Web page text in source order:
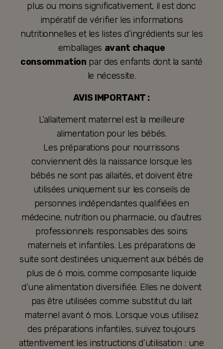
plus ou moins significativement, il est donc
impératif de vérifier les informations
nutritionnelles et les listes d’ingrédients sur les
emballages avant chaque
consommation par des enfants dont la santé
le nécessite.
AVIS IMPORTANT :
L’allaitement maternel est la meilleure
alimentation pour les bébés.
Les préparations pour nourrissons
conviennent dès la naissance lorsque les
bébés ne sont pas allaités, et doivent être
utilisées uniquement sur les conseils de
personnes indépendantes qualifiées en
médecine, nutrition ou pharmacie, ou d’autres
professionnels responsables des soins
maternels et infantiles. Les préparations de
suite sont destinées uniquement aux bébés de
plus de 6 mois, comme composante liquide
d’une alimentation diversifiée. Elles ne doivent
pas être utilisées comme substitut du lait
maternel avant 6 mois. Lorsque vous utilisez
des préparations infantiles, suivez toujours
attentivement les instructions d’utilisation : une